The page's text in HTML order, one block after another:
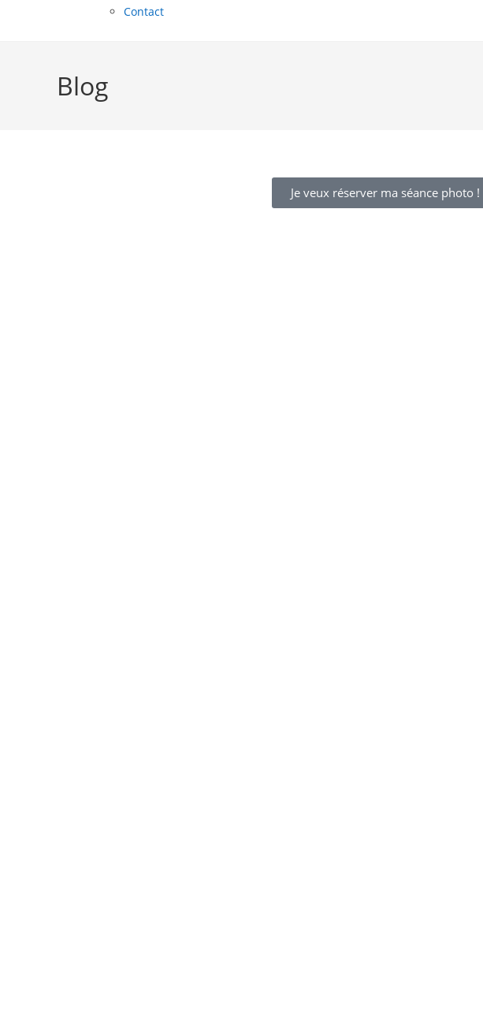
Contact
Blog
Je veux réserver ma séance photo !